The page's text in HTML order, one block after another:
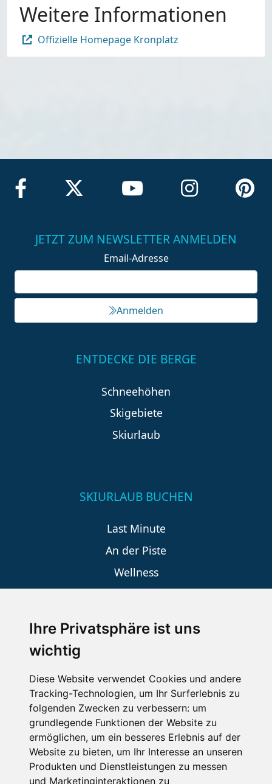
Ihre Privatsphäre ist uns
wichtig
Diese Website verwendet Cookies und andere
Tracking-Technologien, um Ihr Surferlebnis zu
folgenden Zwecken zu verbessern: um
grundlegende Funktionen der Website zu
ermöglichen, um ein besseres Erlebnis auf der
Website zu bieten, um Ihr Interesse an unseren
Produkten und Dienstleistungen zu messen
und Marketinginteraktionen zu
Weitere Informationen
Offizielle Homepage Kronplatz
JETZT ZUM NEWSLETTER ANMELDEN
Email-Adresse
Anmelden
ENTDECKE DIE BERGE
Schneehöhen
Skigebiete
Skiurlaub
SKIURLAUB BUCHEN
Last Minute
An der Piste
Wellness
SCHNEEHÖHEN SKI APP
Die Schneehoehen Ski APP für iOS und Android - Ein
Muss für alle Wintersportler und Schneefreaks!